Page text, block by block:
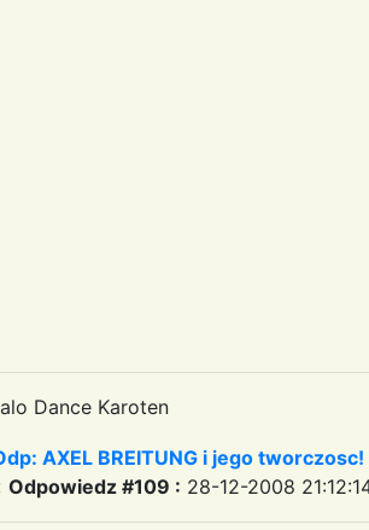
Dance Karoten
AXEL BREITUNG i jego
Odpowiedz #109 : 28-12-2008